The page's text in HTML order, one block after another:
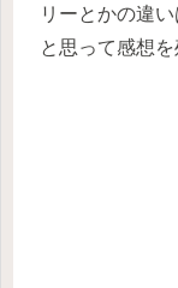
リーとかの違
と思って感想を